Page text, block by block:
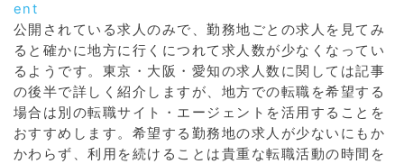
ent
公開されている求人のみで、勤務地ごとの求人を見てみ
ると確かに地方に行くにつれて求人数が少なくなってい
るようです。東京・大阪・愛知の求人数に関しては記事
の後半で詳しく紹介しますが、地方での転職を希望する
場合は別の転職サイト・エージェントを活用することを
おすすめします。希望する勤務地の求人が少ないにもか
かわらず、利用を続けることは貴重な転職活動の時間を